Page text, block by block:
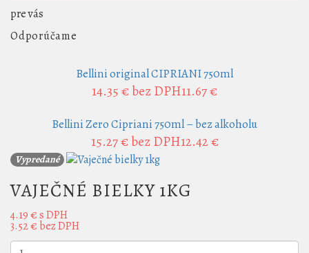
pre vás
Odporúčame
Bellini original CIPRIANI 750ml
14.35 €bez DPH11.67 €
Bellini Zero Cipriani 750ml – bez alkoholu
15.27 € bez DPH12.42 €
Vypredané
VAJEČNÉ BIELKY 1KG
4.19 €s DPH
3.52 € bez DPH